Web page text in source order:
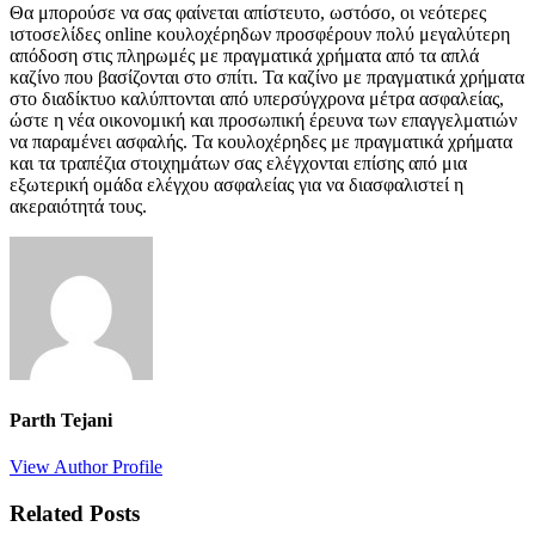
Θα μπορούσε να σας φαίνεται απίστευτο, ωστόσο, οι νεότερες
ιστοσελίδες online κουλοχέρηδων προσφέρουν πολύ μεγαλύτερη
απόδοση στις πληρωμές με πραγματικά χρήματα από τα απλά
καζίνο που βασίζονται στο σπίτι. Τα καζίνο με πραγματικά χρήματα
στο διαδίκτυο καλύπτονται από υπερσύγχρονα μέτρα ασφαλείας,
ώστε η νέα οικονομική και προσωπική έρευνα των επαγγελματιών
να παραμένει ασφαλής. Τα κουλοχέρηδες με πραγματικά χρήματα
και τα τραπέζια στοιχημάτων σας ελέγχονται επίσης από μια
εξωτερική ομάδα ελέγχου ασφαλείας για να διασφαλιστεί η
ακεραιότητά τους.
Parth Tejani
View Author Profile
Related Posts